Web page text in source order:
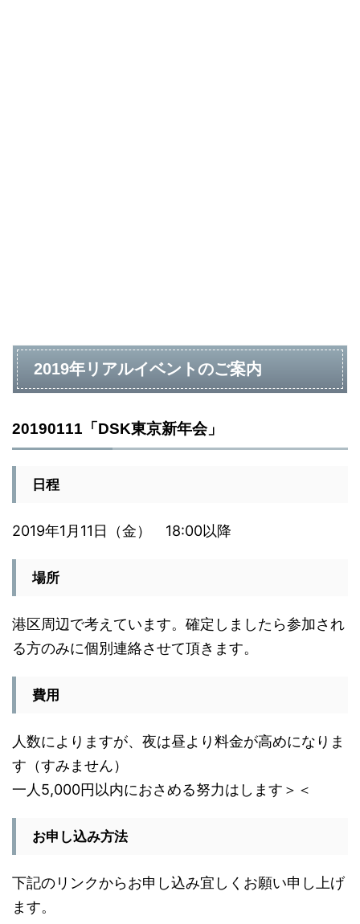
2019年リアルイベントのご案内
20190111「DSK東京新年会」
日程
2019年1月11日（金） 18:00以降
場所
港区周辺で考えています。確定しましたら参加され
る方のみに個別連絡させて頂きます。
費用
人数によりますが、夜は昼より料金が高めになりま
す（すみません）
一人5,000円以内におさめる努力はします＞＜
お申し込み方法
下記のリンクからお申し込み宜しくお願い申し上げ
ます。